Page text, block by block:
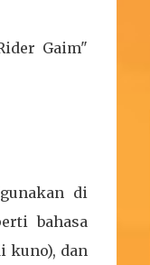
Gaim"
di
bahasa
kuno), dan